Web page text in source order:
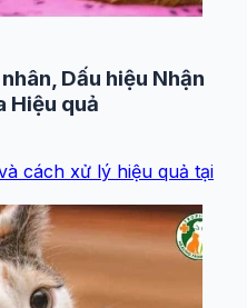
Dấu hiệu Nhận
Hiệu quả
cách xử lý hiệu quả tại